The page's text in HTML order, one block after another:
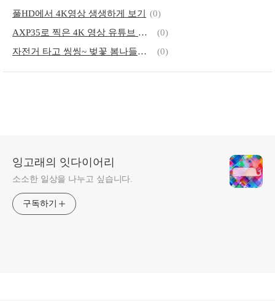
풀HD에서 4K영상 생생하게 보기
(0)
AXP35로 찍은 4K 영상 유튜브 업로드 방법
(0)
자전거 타고 씽씽~ 벚꽃 봄나들이 만끽하기
(0)
잉고래의 잇다이어리
소소한 일상을 나누고 싶습니다.
구독하기